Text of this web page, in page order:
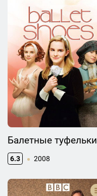
Балетные туфельки
6.3 2008